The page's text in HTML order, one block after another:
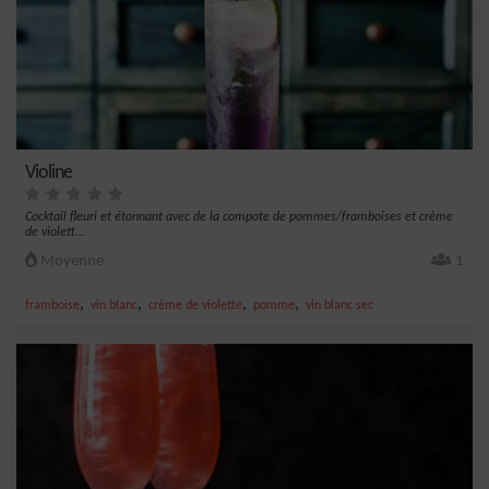
Violine
Cocktail fleuri et étonnant avec de la compote de pommes/framboises et crème
de violett...
Moyenne 1
framboise, vin blanc, crème de violette, pomme, vin blanc sec